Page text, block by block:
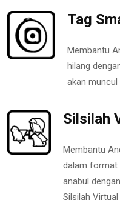
Tag
Membantu
hilang
akan muncul
Silsilah
Membantu
dalam format
anabul
Silsilah